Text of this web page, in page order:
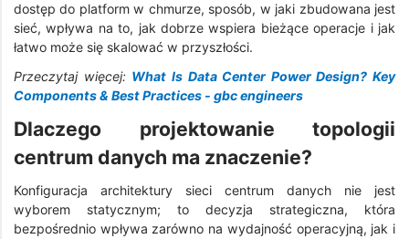
dostęp do platform w chmurze, sposób, w jaki zbudowana jest
sieć, wpływa na to, jak dobrze wspiera bieżące operacje i jak
łatwo może się skalować w przyszłości.
Przeczytaj więcej: What Is Data Center Power Design? Key
Components & Best Practices - gbc engineers
Dlaczego projektowanie topologii
centrum danych ma znaczenie?
Konfiguracja architektury sieci centrum danych nie jest
wyborem statycznym; to decyzja strategiczna, która
bezpośrednio wpływa zarówno na wydajność operacyjną, jak i